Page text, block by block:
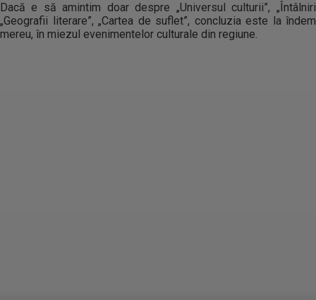
Dacă e să amintim doar despre „Universul culturii”,
„Geografii literare”, „Cartea de suflet”, concluzia este la
mereu, în miezul evenimentelor culturale din regiune.